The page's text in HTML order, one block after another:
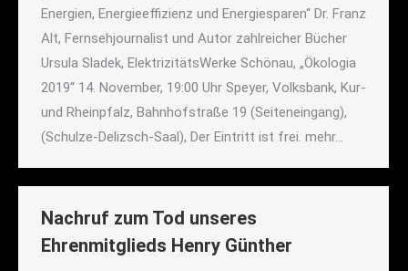
Energien, Energieeffizienz und Energiesparen“ Dr. Franz
Alt, Fernsehjournalist und Autor zahlreicher Bücher
Ursula Sladek, ElektrizitätsWerke Schönau, „Ökologia
2019“ 14. November, 19:00 Uhr Speyer, Volksbank, Kur-
und Rheinpfalz, Bahnhofstraße 19 (Seiteneingang),
(Schulze-Delizsch-Saal), Der Eintritt ist frei. mehr…
Nachruf zum Tod unseres
Ehrenmitglieds Henry Günther